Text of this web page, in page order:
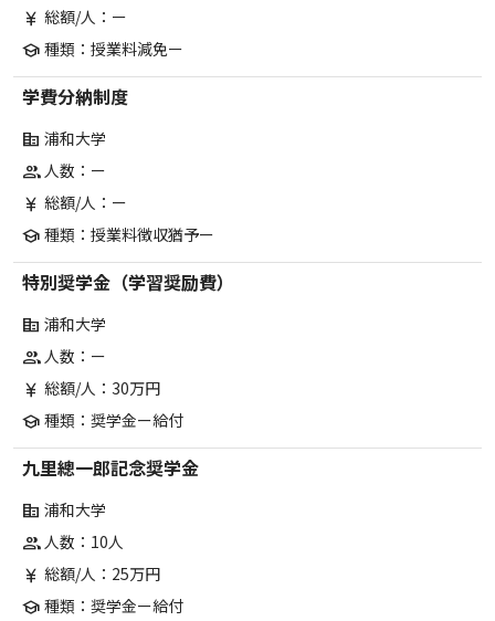
currency_yen 総額/人：ー
school 種類：授業料減免ー
学費分納制度
corporate_fare 浦和大学
group人数：ー
currency_yen 総額/人：ー
school 種類：授業料徴収猶予ー
特別奨学金（学習奨励費）
corporate_fare 浦和大学
group人数：ー
currency_yen 総額/人：30万円
school 種類：奨学金ー給付
九里總一郎記念奨学金
corporate_fare 浦和大学
group人数：10人
currency_yen 総額/人：25万円
school 種類：奨学金ー給付